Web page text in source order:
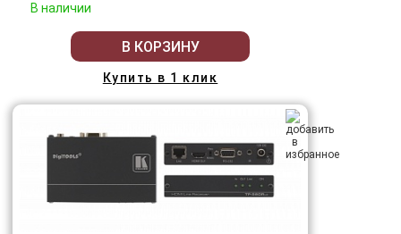
В наличии
В КОРЗИНУ
Купить в 1 клик